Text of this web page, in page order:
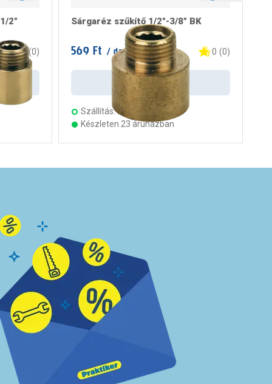
2"
0 (0)
Sárgaréz szűkítő 1/2"-3/8" BK
569 Ft / darab 0 (0)
Kosárba
Szállítás: 2 munkanap
Készleten 23 áruházban